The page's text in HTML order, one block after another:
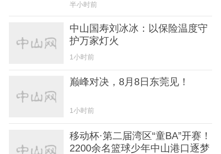
半小时前
中山国寿刘冰冰：以保险温度守
护万家灯火
1小时前
巅峰对决，8月8日东莞见！
1小时前
移动杯·第二届湾区“童BA”开赛！
2200余名篮球少年中山港口逐梦